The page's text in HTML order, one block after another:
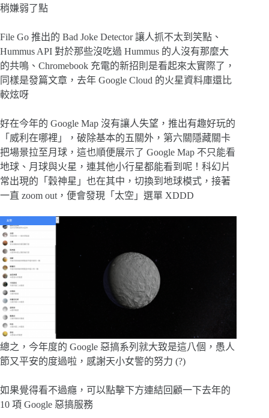
稍嫌弱了點
File Go 推出的 Bad Joke Detector 讓人抓不太到笑點、
Hummus API 對於那些沒吃過 Hummus 的人沒有那麼大
的共鳴、Chromebook 充電的新招則是看起來太實際了，
同樣是發篇文章，去年 Google Cloud 的火星資料庫還比
較炫呀
好在今年的 Google Map 沒有讓人失望，推出有趣好玩的
「威利在哪裡」，破除基本的五關外，第六關隱藏關卡
把場景拉至月球，這也順便展示了 Google Map 不只能看
地球、月球與火星，連其他小行星都能看到呢！科幻片
常出現的「穀神星」也在其中，切換到地球模式，接著
一直 zoom out，便會發現「太空」選單 XDDD
總之，今年度的 Google 惡搞系列就大致是這八個，愚人
節又平安的度過啦，感謝天小女警的努力 (?)
如果覺得看不過癮，可以點擊下方連結回顧一下去年的
10 項 Google 惡搞服務